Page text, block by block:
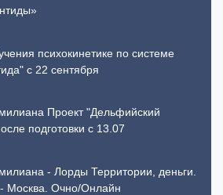
психокинетике по системе
с 22 сентября
Проект "Дельфийский
подготовки с 13.07
- Лорды Территории, деньги.
Москва. Очно/Онлайн